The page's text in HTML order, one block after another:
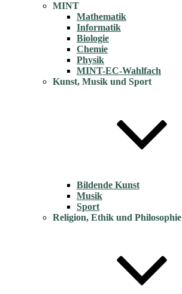
MINT
Mathematik
Informatik
Biologie
Chemie
Physik
MINT-EC-Wahlfach
Kunst, Musik und Sport
Bildende Kunst
Musik
Sport
Religion, Ethik und Philosophie